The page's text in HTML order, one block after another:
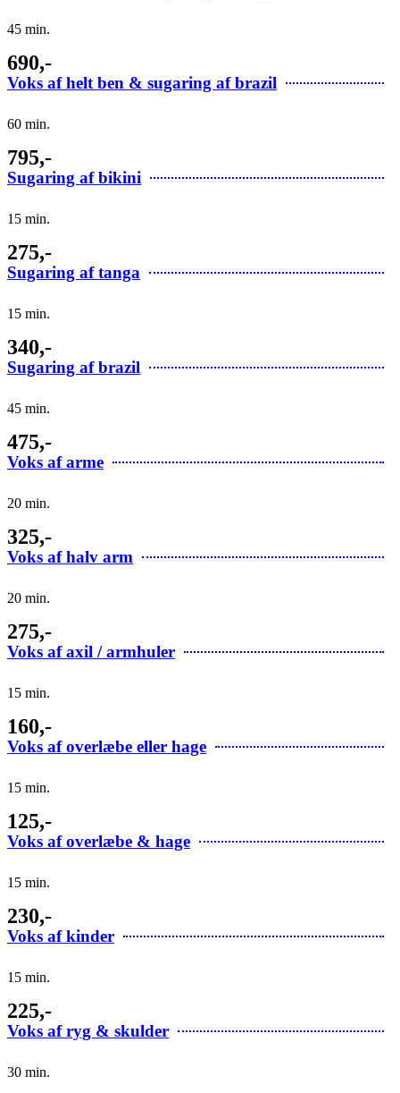
45 min.
690,-
Voks af helt ben & sugaring af brazil
60 min.
795,-
Sugaring af bikini
15 min.
275,-
Sugaring af tanga
15 min.
340,-
Sugaring af brazil
45 min.
475,-
Voks af arme
20 min.
325,-
Voks af halv arm
20 min.
275,-
Voks af axil / armhuler
15 min.
160,-
Voks af overlæbe eller hage
15 min.
125,-
Voks af overlæbe & hage
15 min.
230,-
Voks af kinder
15 min.
225,-
Voks af ryg & skulder
30 min.